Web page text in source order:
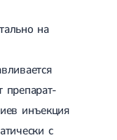
на
препарат-
инъекция
с